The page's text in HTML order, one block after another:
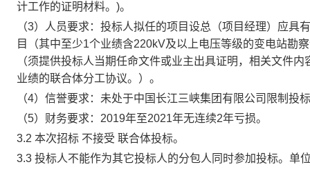
计工作的证明材料。)。
（3）人员要求：投标人拟任的项目设总（项目经理）应
目（其中至少1个业绩含220kV及以上电压等级的变电站勘
（须提供投标人当期任命文件或业主出具证明，相关文件
业绩的联合体分工协议。）。
（4）信誉要求：未处于中国长江三峡集团有限公司限制投
（5）财务要求：2019年至2021年无连续2年亏损。
3.2 本次招标 不接受 联合体投标。
3.3 投标人不能作为其它投标人的分包人同时参加投标。单